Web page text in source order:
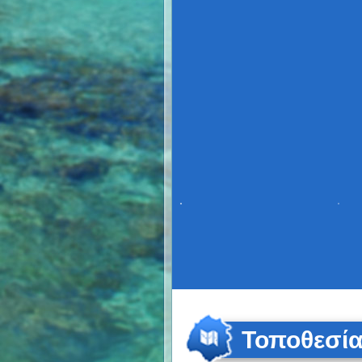
Τοποθεσία